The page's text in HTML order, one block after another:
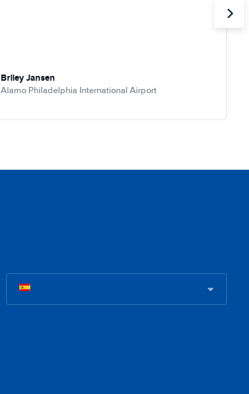
Briley Jansen
Alamo Philadelphia International Airport